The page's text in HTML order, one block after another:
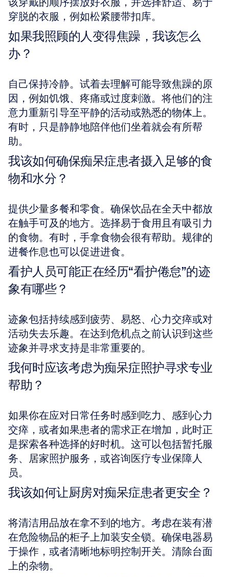
穿脱的衣服，例如松紧腰带扣库。
如果我照顾的人变得焦躁，我该怎么
办？
自己保持冷静。试着去理解可能导致焦躁的原
因，例如饥饿、疼痛或过度刺激。将他们的注
意力重新引导至平静的活动或熟悉的物体上。
有时，只是静静地陪伴他们坐着就会有所帮
助。
我该如何确保痴呆症患者摄入足够的食
物和水分？
提供少量多餐和零食。确保饮品在全天中都放
在触手可及的地方。选择易于食用且有吸引力
的食物。有时，手拿食物会很有帮助。规律的
进餐作息也可以促进进食。
看护人员可能正在经历“看护倦怠”的迹
象有哪些？
迹象包括持续感到疲劳、易怒、心力交瘁或对
活动失去乐趣。在达到危机点之前认识到这些
迹象并寻求支持是非常重要的。
我何时应该考虑为痴呆症照护寻求专业
帮助？
如果你在应对日常任务时感到吃力、感到心力
交瘁，或者如果患者的需求正在增加，此时正
是探索各种选择的好时机。这可以包括暂托服
务、居家照护服务，或咨询医疗专业保障人
员。
我该如何让厨房对痴呆症患者更安全？
将清洁用品放在拿不到的地方。考虑在装有潜
在危险物品的柜子上加装安全锁。确保电器易
于操作，或者清晰地标明控制开关。清除台面
上的杂物。